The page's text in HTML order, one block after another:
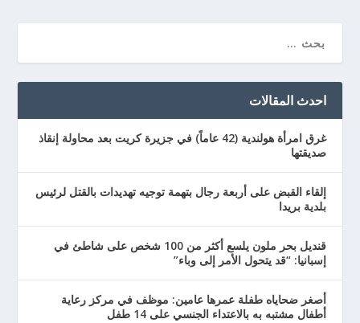
احدث المقالات
غرق امرأة هولندية (42 عاماً) في جزيرة كريت بعد محاولة إنقاذ
صديقتها
إلقاء القبض على أربعة رجال بتهمة توجيه تهديدات بالقتل لرئيس
بلدية بريدا
قنديل بحر ملون يلسع أكثر من 100 شخص على شاطئ في
إسبانيا: “قد يتحول الأمر إلى وباء”
أصغر ضحاياه طفلة عمرها عامين: موظف في مركز رعاية
أطفال مشتبه به بالاعتداء الجنسي على 14 طفل